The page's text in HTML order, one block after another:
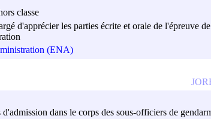
classe
d'apprécier les parties écrite et orale de l'épreuve
(ENA)
dans le corps des sous-officiers de